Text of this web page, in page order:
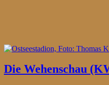
Die Wehenschau